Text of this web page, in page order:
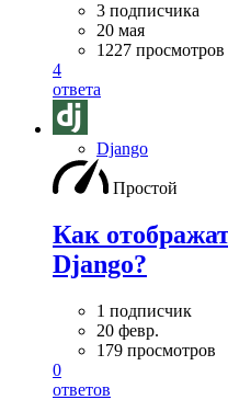
3 подписчика
20 мая
1227 просмотров
4
ответа
Django
Простой
Как
Django?
1 подписчик
20 февр.
179 просмотров
0
ответов